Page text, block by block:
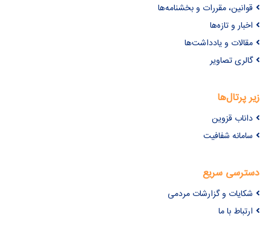
قوانین، مقررات و بخشنامه‌ها
اخبار و تازه‌ها
مقالات و یادداشت‌ها
گالری تصاویر
زیر پرتال‌ها
داناب قزوین
سامانه شفافیت
دسترسی سریع
شکایات و گزارشات مردمی
ارتباط با ما